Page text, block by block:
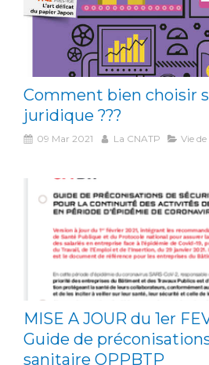
Comment bien choisir
juridique ???
09 Mar 2021 La CNATP Vie
MISE A JOUR du 1er
Guide de
sanitaire OPPBTP